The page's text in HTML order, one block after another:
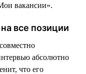
вакансии».
все позиции
абсолютно
что его